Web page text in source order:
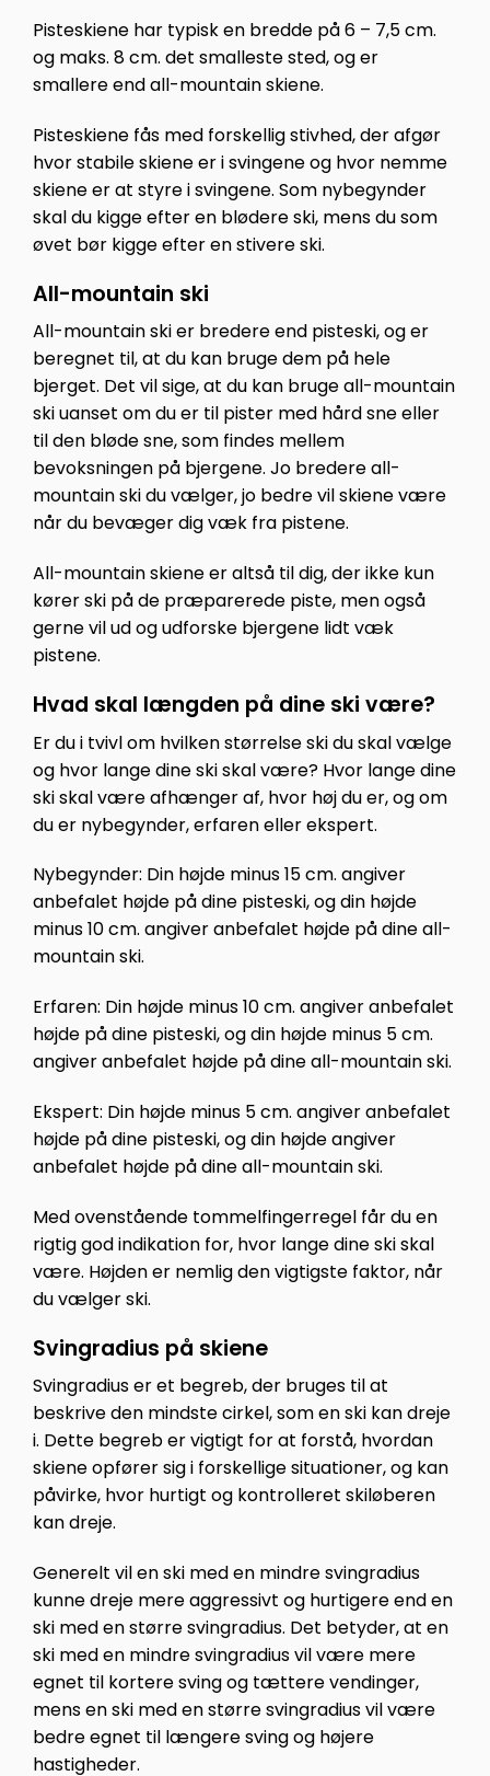
Pisteskiene har typisk en bredde på 6 – 7,5 cm.
og maks. 8 cm. det smalleste sted, og er
smallere end all-mountain skiene.
Pisteskiene fås med forskellig stivhed, der afgør
hvor stabile skiene er i svingene og hvor nemme
skiene er at styre i svingene. Som nybegynder
skal du kigge efter en blødere ski, mens du som
øvet bør kigge efter en stivere ski.
All-mountain ski
All-mountain ski er bredere end pisteski, og er
beregnet til, at du kan bruge dem på hele
bjerget. Det vil sige, at du kan bruge all-mountain
ski uanset om du er til pister med hård sne eller
til den bløde sne, som findes mellem
bevoksningen på bjergene. Jo bredere all-
mountain ski du vælger, jo bedre vil skiene være
når du bevæger dig væk fra pistene.
All-mountain skiene er altså til dig, der ikke kun
kører ski på de præparerede piste, men også
gerne vil ud og udforske bjergene lidt væk
pistene.
Hvad skal længden på dine ski være?
Er du i tvivl om hvilken størrelse ski du skal vælge
og hvor lange dine ski skal være? Hvor lange dine
ski skal være afhænger af, hvor høj du er, og om
du er nybegynder, erfaren eller ekspert.
Nybegynder: Din højde minus 15 cm. angiver
anbefalet højde på dine pisteski, og din højde
minus 10 cm. angiver anbefalet højde på dine all-
mountain ski.
Erfaren: Din højde minus 10 cm. angiver anbefalet
højde på dine pisteski, og din højde minus 5 cm.
angiver anbefalet højde på dine all-mountain ski.
Ekspert: Din højde minus 5 cm. angiver anbefalet
højde på dine pisteski, og din højde angiver
anbefalet højde på dine all-mountain ski.
Med ovenstående tommelfingerregel får du en
rigtig god indikation for, hvor lange dine ski skal
være. Højden er nemlig den vigtigste faktor, når
du vælger ski.
Svingradius på skiene
Svingradius er et begreb, der bruges til at
beskrive den mindste cirkel, som en ski kan dreje
i. Dette begreb er vigtigt for at forstå, hvordan
skiene opfører sig i forskellige situationer, og kan
påvirke, hvor hurtigt og kontrolleret skiløberen
kan dreje.
Generelt vil en ski med en mindre svingradius
kunne dreje mere aggressivt og hurtigere end en
ski med en større svingradius. Det betyder, at en
ski med en mindre svingradius vil være mere
egnet til kortere sving og tættere vendinger,
mens en ski med en større svingradius vil være
bedre egnet til længere sving og højere
hastigheder.